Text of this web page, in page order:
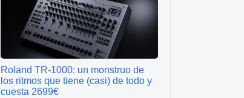
Roland TR-1000: un monstruo de
los ritmos que tiene (casi) de todo y
cuesta 2699€